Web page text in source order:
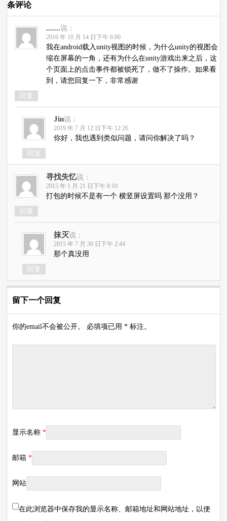
条评论
.......说：
2016 年 10 月 14 日下午 6:00
我在android载入unity视图的时候，为什么unity的视图会
缩在屏幕的一角，还有为什么在unity游戏出来之后，这
个页面上的点击事件都被锁死了，做不了操作。如果看
到，请您回复一下，非常感谢
回复
Jin说：
2019 年 7 月 12 日下午 12:26
你好，我也遇到类似问题，请问你解决了吗？
回复
寻找失忆说：
2015 年 1 月 21 日下午 8:10
打包的时候不是有一个 横竖屏设置吗 那个没用？
回复
抹灭说：
2015 年 7 月 30 日下午 2:44
那个真没用
回复
留下一个回复
你的email不会被公开。 必填项已用 * 标注。
显示名称*
邮箱*
网站
在此浏览器中保存我的显示名称、邮箱地址和网站地址，以便